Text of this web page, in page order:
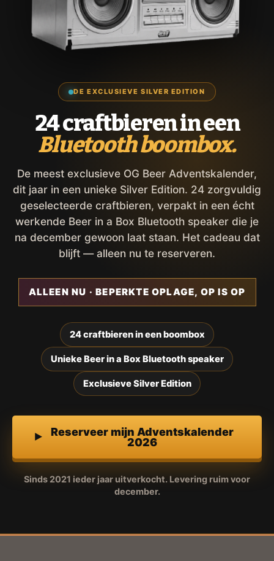
DE EXCLUSIEVE SILVER EDITION
24 craftbieren in een
Bluetooth boombox.
De meest exclusieve OG Beer Adventskalender,
dit jaar in een unieke Silver Edition. 24 zorgvuldig
geselecteerde craftbieren, verpakt in een écht
werkende Beer in a Box Bluetooth speaker die je
na december gewoon laat staan. Het cadeau dat
blijft — alleen nu te reserveren.
ALLEEN NU · BEPERKTE OPLAGE, OP IS OP
24 craftbieren in een boombox
Unieke Beer in a Box Bluetooth speaker
Exclusieve Silver Edition
Reserveer mijn Adventskalender
2026
Sinds 2021 ieder jaar uitverkocht. Levering ruim voor
december.